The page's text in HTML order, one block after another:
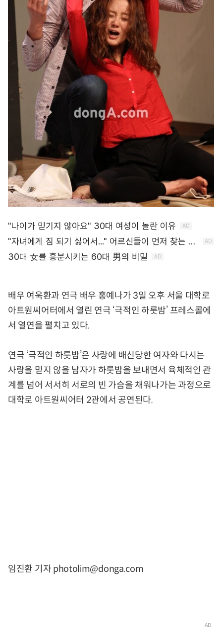
배우 여욱환과 연극 배우 홍예나가 3일 오후 서울 대학로
아트원씨어터에서 열린 연극 ‘극적인 하룻밤’ 프레스콜에
서 열연을 펼치고 있다.
연극 ‘극적인 하룻밤’은 사랑에 배신당한 여자와 다시는
사랑을 믿지 않을 남자가 하룻밤을 보내면서 육체적인 관
계를 넘어 서서히 서로의 빈 가슴을 채워나가는 과정으로
대학로 아트원씨어터 2관에서 공연된다.
임진환 기자 photolim@donga.com